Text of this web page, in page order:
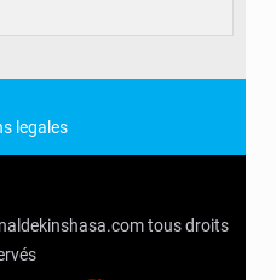
legales
tous droits